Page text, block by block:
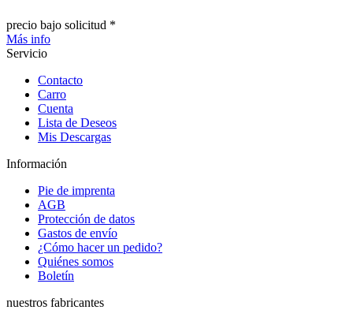
precio bajo solicitud *
Más info
Servicio
Contacto
Carro
Cuenta
Lista de Deseos
Mis Descargas
Información
Pie de imprenta
AGB
Protección de datos
Gastos de envío
¿Cómo hacer un pedido?
Quiénes somos
Boletín
nuestros fabricantes